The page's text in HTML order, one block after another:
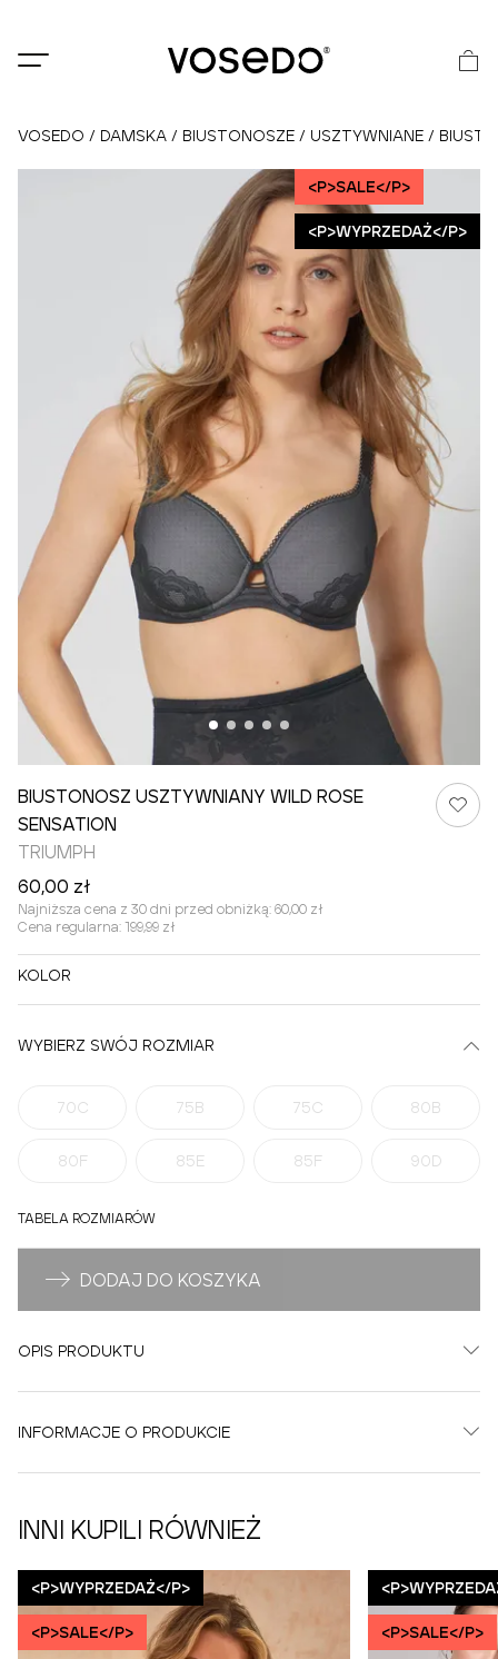
®
VOSEDO / DAMSKA / BIUSTONOSZE / USZTYWNIANE /
<P>SALE</P>
<P>WYPRZEDAŻ</P>
BIUSTONOSZ USZTYWNIANY WILD ROSE
SENSATION
TRIUMPH
60,00 zł
Najniższa cena z 30 dni przed obniżką: 60,00 zł
Cena regularna: 199,99 zł
KOLOR
WYBIERZ SWÓJ ROZMIAR
70C 75B 75C 80B
80F 85E 85F 90D
TABELA ROZMIARÓW
DODAJ DO KOSZYKA
OPIS PRODUKTU
INFORMACJE O PRODUKCIE
INNI KUPILI RÓWNIEŻ
<P>WYPRZEDAŻ</P>
<P>SALE</P> <P>SALE</P>